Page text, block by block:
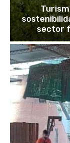
sector